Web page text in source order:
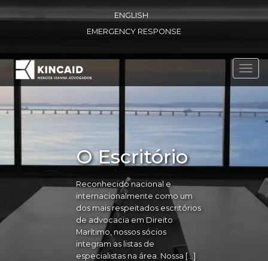
ENGLISH
EMERGENCY RESPONSE
O Escritório
Reconhecido nacional e
internacionalmente como um
dos mais respeitados escritórios
de advocacia em Direito
Marítimo, nossos sócios
integram as listas de
especialistas na área. Nossa […]